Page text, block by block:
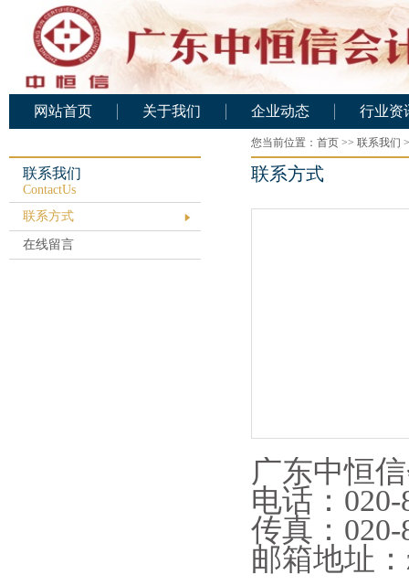
网站首页 关于我们
人力资源
基础设施
公司文化
企业动态
企业动态
行业资
行业资
联系我们
ContactUs
联系方式
在线留言
您当前位置： 首页 >> 联系我们
联系方式
广东中恒
电话：020-
传真：020-
邮箱地址：